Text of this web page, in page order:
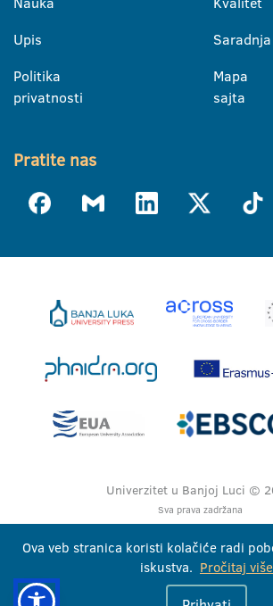
Upis
Politika
privatnosti
Saradnja
Mapa
sajta
Pratite nas
Univerzitet u Banjoj Luci ©
Sva prava zadržana
Ova veb stranica koristi kolačiće radi
iskustva. Pročitaj više